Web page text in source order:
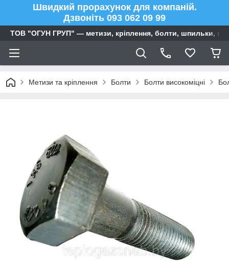
Швидкий прорахунок для компаній.
Дзвоніть 093 062 09 99
ТОВ "ОГУН ГРУП" — метизи, кріплення, болти, шпильки,
Метизи та кріплення Болти Болти високоміцні